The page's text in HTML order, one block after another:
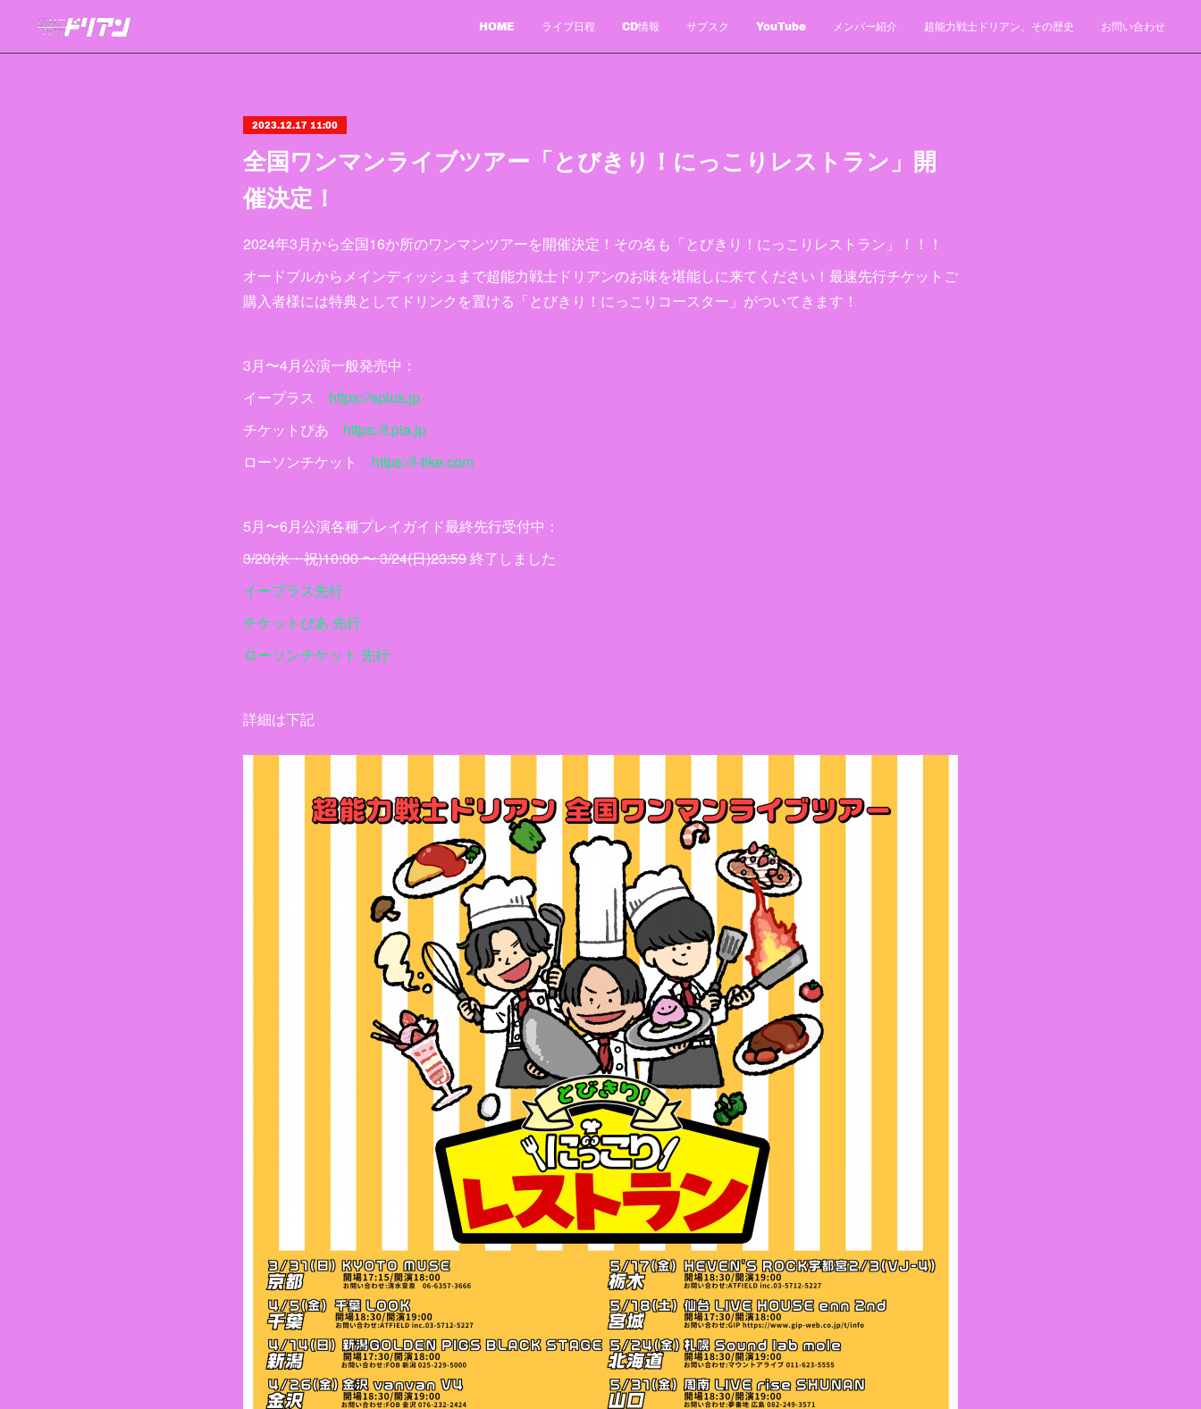
HOME ライブ日程 CD情報 サブスク YouTube メンバー紹介 超能力戦士ドリアン、その歴史 お問い合わせ
2023.12.17 11:00
全国ワンマンライブツアー「とびきり！にっこりレストラン」開
催決定！
2024年3月から全国16か所のワンマンツアーを開催決定！その名も「とびきり！にっこりレストラン」！！！
オードブルからメインディッシュまで超能力戦士ドリアンのお味を堪能しに来てください！最速先行チケットご
購入者様には特典としてドリンクを置ける「とびきり！にっこりコースター」がついてきます！
3月〜4月公演一般発売中：
イープラス https://eplus.jp
チケットぴあ https://t.pia.jp
ローソンチケット https://l-tike.com
5月〜6月公演各種プレイガイド最終先行受付中：
3/20(水・祝)10:00 〜 3/24(日)23:59終了しました
イープラス先行
チケットぴあ 先行
ローソンチケット 先行
詳細は下記